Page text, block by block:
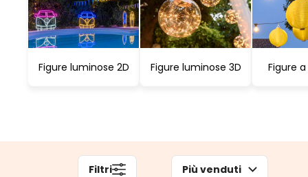
Figure luminose 2D Figure luminose 3D Figure
Filtri Più venduti